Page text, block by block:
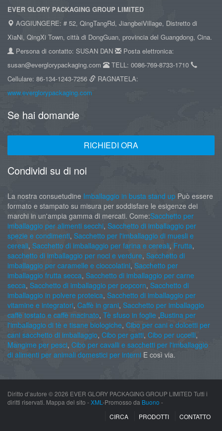
EVER GLORY PACKAGING GROUP LIMITED
AGGIUNGERE: # 52, QingTangRd, JiangbeiVillage, Distretto di
XiaNi, QingXi Town, città di DongGuan, provincia del Guangdong, Cina.
Persona di contatto: SUSAN DAN
Posta elettronica:
susan@everglorypackaging.com
TELL: 0086-769-8733-1710
Cellulare: 86-134-1243-7256
RAGNATELA:
www.everglorypackaging.com
Se hai domande
RICHIEDI ORA
Condividi su di noi
La nostra consuetudine Imballaggio in busta stand up Può essere
formato e stampato su misura per soddisfare le esigenze dei
marchi in un'ampia gamma di mercati. Come:Sacchetto per
imballaggio per alimenti secchi, Sacchetto di imballaggio per
spezie e condimenti, Sacchetto per l'imballaggio di muesli e
cereali, Sacchetto di imballaggio per farina e cereali, Frutta,
sacchetto di imballaggio per noci e verdure, Sacchetto di
imballaggio per caramelle e cioccolatini, Sacchetto per
imballaggio frutta secca, Sacchetto di imballaggio per carne
secca, Sacchetto di imballaggio per popcorn, Sacchetto di
imballaggio in polvere proteica, Sacchetto di imballaggio per
vitamine e integratori, Caffè in grani, Sacchetto per imballaggio
caffè tostato e caffè macinato, Tè sfuso in foglie ,Bustina per
l'imballaggio di tè e tisane biologiche, Cibo per cani e dolcetti per
cani sacchetto di imballaggio, Cibo per gatti, Cibo per uccelli,
Mangime per pesci, Cibo per cavalli e sacchetti per l'imballaggio
di alimenti per animali domestici per interni E così via.
Diritto d’autore ©2026 EVER GLORY PACKAGING GROUP LIMITED Tutti i
diritti riservati. Mappa del sito -XML -Promosso da Buono -
CIRCA
PRODOTTI CONTATTO